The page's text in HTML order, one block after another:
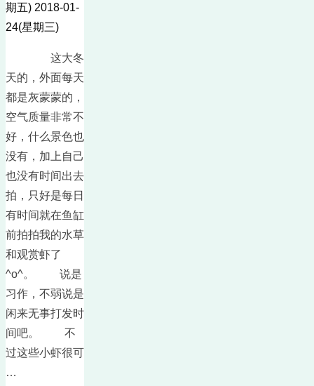
期五) 2018-01-
24(星期三)
这大冬
天的，外面每天
都是灰蒙蒙的，
空气质量非常不
好，什么景色也
没有，加上自己
也没有时间出去
拍，只好是每日
有时间就在鱼缸
前拍拍我的水草
和观赏虾了
^o^。 说是
习作，不弱说是
闲来无事打发时
间吧。 不
过这些小虾很可
…